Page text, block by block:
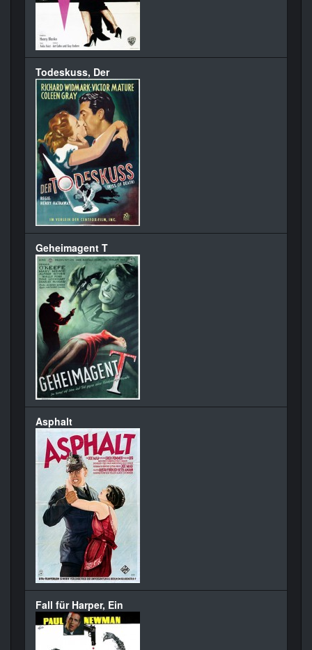
Todeskuss, Der
Geheimagent T
Asphalt
Fall für Harper, Ein